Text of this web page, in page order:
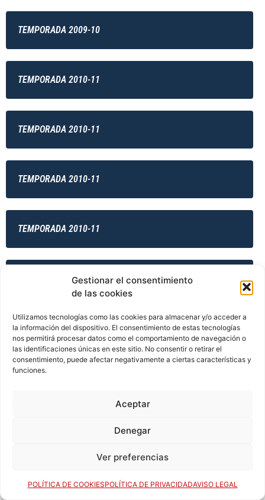
Gestionar el consentimiento
de las cookies
Utilizamos tecnologías como las cookies para almacenar y/o acceder a
la información del dispositivo. El consentimiento de estas tecnologías
nos permitirá procesar datos como el comportamiento de navegación o
las identificaciones únicas en este sitio. No consentir o retirar el
consentimiento, puede afectar negativamente a ciertas características y
funciones.
Aceptar
Denegar
Ver preferencias
POLÍTICA DE COOKIESPOLÍTICA DE PRIVACIDADAVISO LEGAL
TEMPORADA 2009-10
TEMPORADA 2010-11
TEMPORADA 2010-11
TEMPORADA 2010-11
TEMPORADA 2010-11
TEMPORADA 2011-12
TEMPORADA 2011-12
TEMPORADA 2013-14